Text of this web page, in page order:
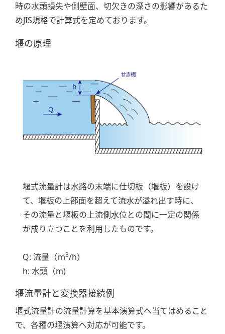
時の水頭損失や側壁面、切欠きの深さの影響があるた
めJIS規格で計算式を定めております。
堰の原理
堰式流量計は水路の末端に仕切板（堰板）を設け
て、堰板の上部面を超えて流水が溢れ出す時に、
その流量と堰板の上流側水位との間に一定の関係
が成り立つことを利用したものです。
Q: 流量（ｍ3/h）
h: 水頭（m)
堰流量計と変換器接続例
堰式流量計の流量計算を基本演算式へ当てはめること
で、各種の堰演算へ対応が可能です。